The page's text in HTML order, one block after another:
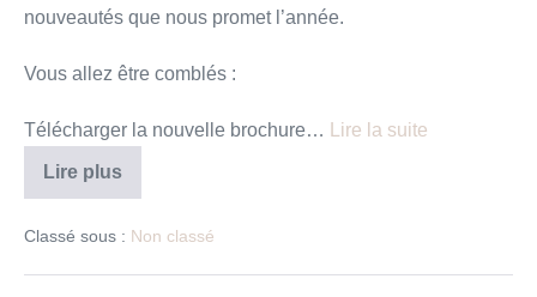
nouveautés que nous promet l’année.
Vous allez être comblés :
Télécharger la nouvelle brochure… Lire la suite
Lire plusLe
rentrée
est
Classé sous : Non classé